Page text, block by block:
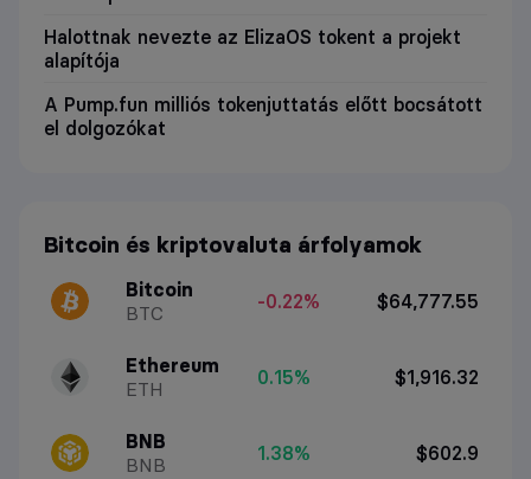
Halottnak nevezte az ElizaOS tokent a projekt
alapítója
A Pump.fun milliós tokenjuttatás előtt bocsátott
el dolgozókat
Bitcoin és kriptovaluta árfolyamok
Bitcoin
BTC
-0.22% $64,777.55
Ethereum
ETH
0.15% $1,916.32
BNB
BNB
1.38% $602.9